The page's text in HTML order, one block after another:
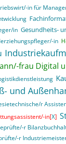
in für
in Gesundheits-
in
frau Digital
und
r
in[X]
r
r